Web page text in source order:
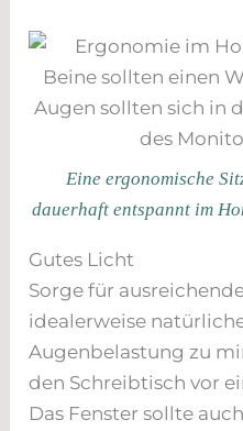
Eine ergonomische
dauerhaft entspannt im
Gutes Licht
Sorge für
idealerweise
Augenbelastung zu
den Schreibtisch vor
Das Fenster sollte